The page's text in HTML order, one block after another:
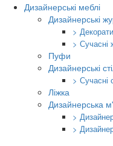
Дизайнерські меблі
Дизайнерські
>
> Сучасні
Пуфи
Дизайнерські
> Сучасні
Ліжка
Дизайнерська
>
>